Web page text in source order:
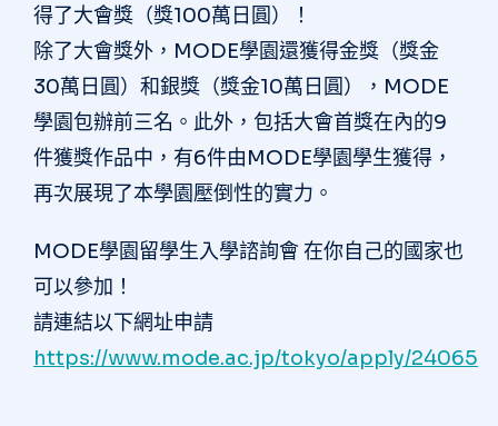
得了大會獎（獎100萬日圓）！
除了大會獎外，MODE學園還獲得金獎（獎金
30萬日圓）和銀獎（獎金10萬日圓），MODE
學園包辦前三名。此外，包括大會首獎在內的9
件獲獎作品中，有6件由MODE學園學生獲得，
再次展現了本學園壓倒性的實力。
MODE學園留學生入學諮詢會 在你自己的國家也
可以參加！
請連結以下網址申請
https://www.mode.ac.jp/tokyo/apply/24065